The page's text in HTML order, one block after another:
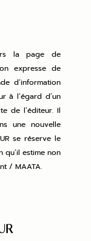
la page de
expresse de
d’information
à l’égard d’un
de l’éditeur. Il
une nouvelle
se réserve le
qu’il estime non
/ MAATA.